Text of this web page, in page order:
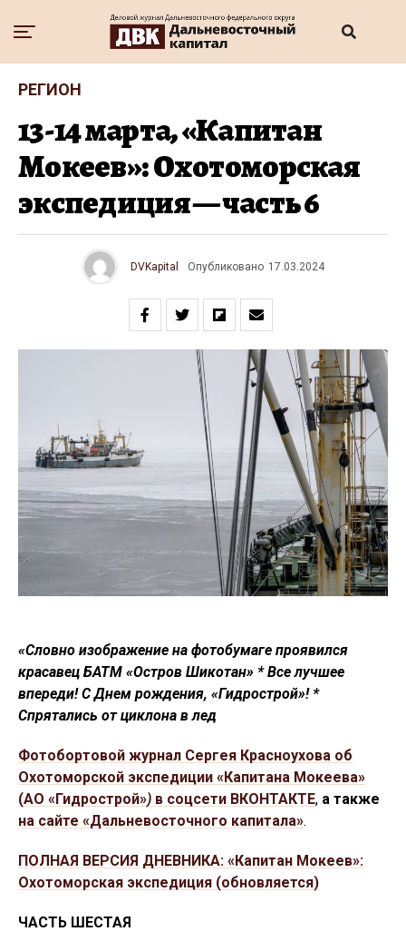
РЕГИОН
13-14 марта, «Капитан
Мокеев»: Охотоморская
экспедиция — часть 6
DVKapital Опубликовано 17.03.2024
«Словно изображение на фотобумаге проявился
красавец БАТМ «Остров Шикотан» * Все лучшее
впереди! С Днем рождения, «Гидрострой»! *
Спрятались от циклона в лед
Фотобортовой журнал Сергея Красноухова об
Охотоморской экспедиции «Капитана Мокеева»
(АО «Гидрострой») в соцсети ВКОНТАКТЕ, а также
на сайте «Дальневосточного капитала».
ПОЛНАЯ ВЕРСИЯ ДНЕВНИКА: «Капитан Мокеев»:
Охотоморская экспедиция (обновляется)
ЧАСТЬ ШЕСТАЯ